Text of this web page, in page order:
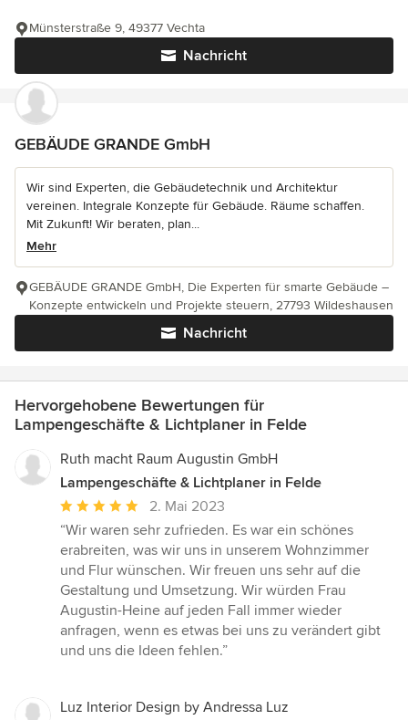
Nachricht
Münsterstraße 9, 49377 Vechta
GEBÄUDE GRANDE GmbH
Wir sind Experten, die Gebäudetechnik und Architektur
vereinen. Integrale Konzepte für Gebäude. Räume schaffen.
Mit Zukunft! Wir beraten, plan...
Mehr
Nachricht
GEBÄUDE GRANDE GmbH, Die Experten für smarte Gebäude –
Konzepte entwickeln und Projekte steuern, 27793 Wildeshausen
Hervorgehobene Bewertungen für
Lampengeschäfte & Lichtplaner in Felde
Ruth macht Raum Augustin GmbH
Lampengeschäfte & Lichtplaner in Felde
Durchschnittliche
Bewertung:
5
von
5
Sternen
2. Mai 2023
“Wir waren sehr zufrieden. Es war ein schönes
erabreiten, was wir uns in unserem Wohnzimmer
und Flur wünschen. Wir freuen uns sehr auf die
Gestaltung und Umsetzung. Wir würden Frau
Augustin-Heine auf jeden Fall immer wieder
anfragen, wenn es etwas bei uns zu verändert gibt
und uns die Ideen fehlen.”
Luz Interior Design by Andressa Luz